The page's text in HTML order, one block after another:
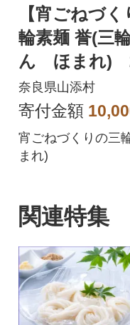
【宵ごねづ
輪素麺 誉(三
ん ほまれ)
×40束)
奈良県山添村
寄付金額
宵ごねづくりの三
まれ)
関連特集